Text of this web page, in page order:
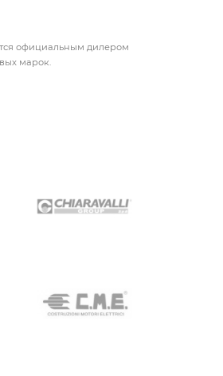
официальным дилером
марок.